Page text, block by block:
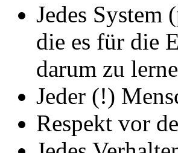
Jedes System
die es für die
darum zu
Jeder (!)
Respekt vor